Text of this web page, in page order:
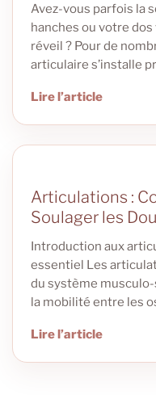
Avez-vous parfois la
hanches ou votre dos
réveil ? Pour de
articulaire s’installe
Lire l’article
Articulations :
Soulager les
Introduction aux
essentiel Les
du système
la mobilité entre les
Lire l’article